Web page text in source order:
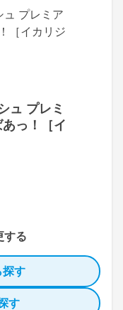
ュ プレミ
っ！［イ
する
探す
す